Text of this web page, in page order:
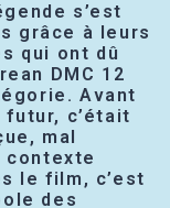
s’est
grâce à leurs
qui ont dû
DMC 12
Avant
c’était
mal
contexte
le film, c’est
des